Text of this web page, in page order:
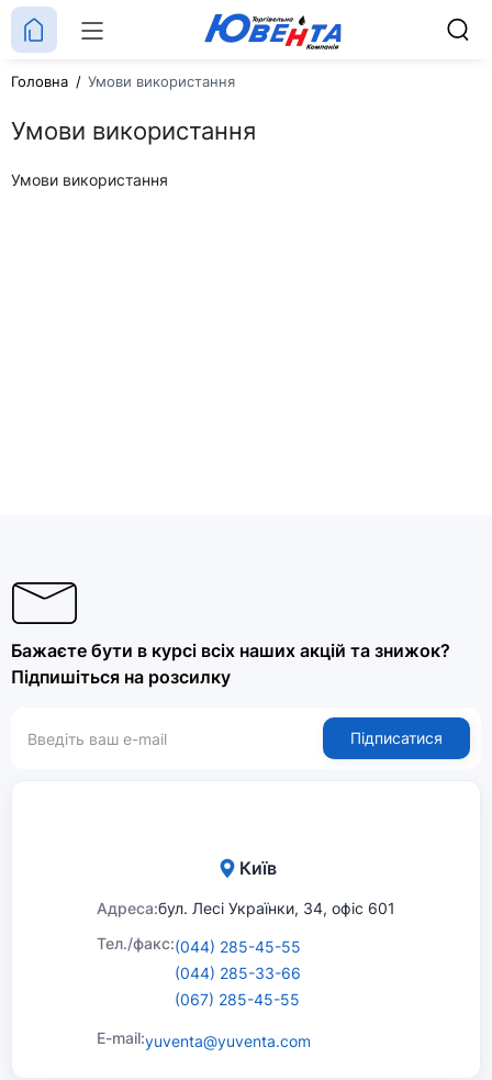
Головна Умови використання
Умови використання
Умови використання
Бажаєте бути в курсі всіх наших акцій та знижок?
Підпишіться на розсилку
Підписатися
Київ
Адреса:бул. Лесі Українки, 34, офіс 601
Тел./факс:(044) 285-45-55
(044) 285-33-66
(067) 285-45-55
E-mail:yuventa@yuventa.com